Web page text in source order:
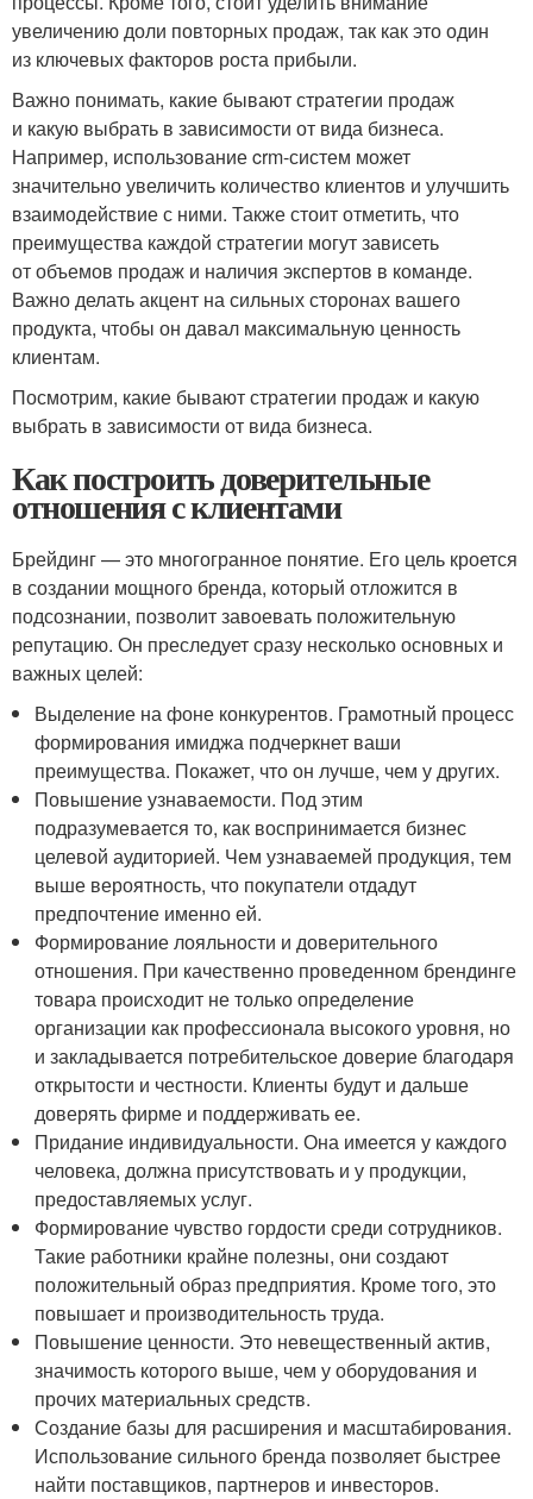
увеличению доли повторных продаж, так как это один
из ключевых факторов роста прибыли.
Важно понимать, какие бывают стратегии продаж
и какую выбрать в зависимости от вида бизнеса.
Например, использование crm-систем может
значительно увеличить количество клиентов и улучшить
взаимодействие с ними. Также стоит отметить, что
преимущества каждой стратегии могут зависеть
от объемов продаж и наличия экспертов в команде.
Важно делать акцент на сильных сторонах вашего
продукта, чтобы он давал максимальную ценность
клиентам.
Посмотрим, какие бывают стратегии продаж и какую
выбрать в зависимости от вида бизнеса.
Как построить доверительные
отношения с клиентами
Брейдинг — это многогранное понятие. Его цель кроется
в создании мощного бренда, который отложится в
подсознании, позволит завоевать положительную
репутацию. Он преследует сразу несколько основных и
важных целей:
Выделение на фоне конкурентов. Грамотный процесс
формирования имиджа подчеркнет ваши
преимущества. Покажет, что он лучше, чем у других.
Повышение узнаваемости. Под этим
подразумевается то, как воспринимается бизнес
целевой аудиторией. Чем узнаваемей продукция, тем
выше вероятность, что покупатели отдадут
предпочтение именно ей.
Формирование лояльности и доверительного
отношения. При качественно проведенном брендинге
товара происходит не только определение
организации как профессионала высокого уровня, но
и закладывается потребительское доверие благодаря
открытости и честности. Клиенты будут и дальше
доверять фирме и поддерживать ее.
Придание индивидуальности. Она имеется у каждого
человека, должна присутствовать и у продукции,
предоставляемых услуг.
Формирование чувство гордости среди сотрудников.
Такие работники крайне полезны, они создают
положительный образ предприятия. Кроме того, это
повышает и производительность труда.
Повышение ценности. Это невещественный актив,
значимость которого выше, чем у оборудования и
прочих материальных средств.
Создание базы для расширения и масштабирования.
Использование сильного бренда позволяет быстрее
найти поставщиков, партнеров и инвесторов.